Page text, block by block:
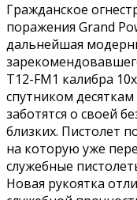
Гражданское
поражения Grand
дальнейшая
T12-FM1 калибра
спутником
заботятся о своей
близких. Пистолет
на которую уже
служебные
Новая рукоятка